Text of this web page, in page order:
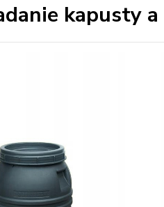
kapusty